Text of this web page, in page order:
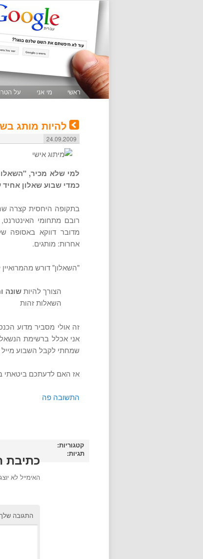
ראשי מי אני על
להיות מותג
24.09.2009
למי שלא מכיר,
כמדי שבוע שאלון
רובם מתחומי האינטרנט,
מדובר דווקא באסופה
אחרות: מותגים.
"השאלון" דורש
הצורך להיותשונה
השאלות זהות
אני אכלל ברשימת
שמחתי לקבל השבוע מייל
אז האם לדעתכם ביטאתי
התשובה פה
קטגוריות:
תגיות:
כתיבת
האימייל לא
התגובה שלך